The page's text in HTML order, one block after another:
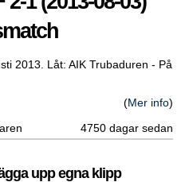
2013. Låt: AIK Trubaduren - På
(Mer info)
4750 dagar sedan
upp egna klipp